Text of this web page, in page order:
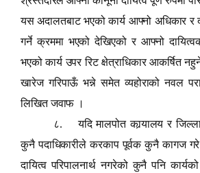
यस अदालतबाट भएको कार्य आफ्नो अधिकार र
गर्ने क्रममा भएको देखिएको र आफ्नो
भएको कार्य उपर रिट क्षेत्राधिकार आकर्षित
खारेज गरिपाऊँ भन्ने समेत व्यहोराको नवल
लिखित जवाफ ।
८. यदि मालपोत कार्‍यालय र
कुनै पदाधिकारीले करकाप पूर्वक कुनै कागज गरे
दायित्व परिपालनार्थ नगरेको कुनै पनि